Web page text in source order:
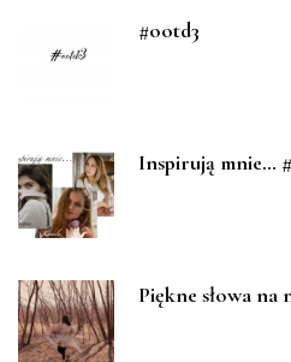
#ootd3
Inspirują mnie…
Piękne słowa na